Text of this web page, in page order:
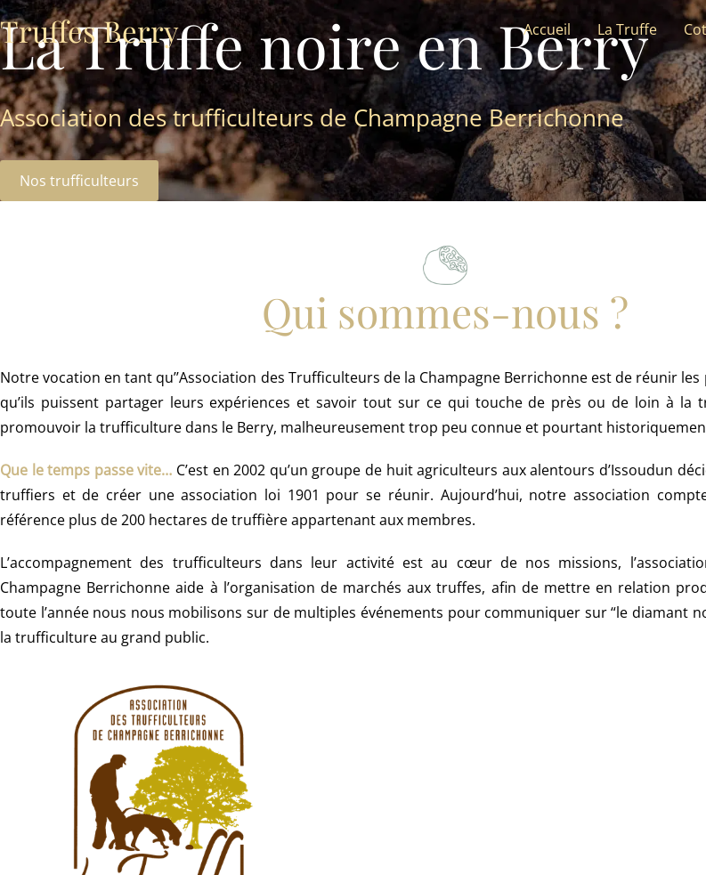
Truffes Berry Accueil La Truffe
La Truffe noire en Berry
Association des trufficulteurs de Champagne Berrichonne
Nos trufficulteurs
Qui sommes-nous ?
Notre vocation en tant qu’’Association des Trufficulteurs de la Champagne Berrichonne est de réunir
qu’ils puissent partager leurs expériences et savoir tout sur ce qui touche de près ou de loin à la
promouvoir la trufficulture dans le Berry, malheureusement trop peu connue et pourtant
Que le temps passe vite… C’est en 2002 qu’un groupe de huit agriculteurs aux alentours d’Issoudun
truffiers et de créer une association loi 1901 pour se réunir. Aujourd’hui, notre association
référence plus de 200 hectares de truffière appartenant aux membres.
L’accompagnement des trufficulteurs dans leur activité est au cœur de nos missions,
Champagne Berrichonne aide à l’organisation de marchés aux truffes, afin de mettre en relation
toute l’année nous nous mobilisons sur de multiples événements pour communiquer sur “le diamant
la trufficulture au grand public.